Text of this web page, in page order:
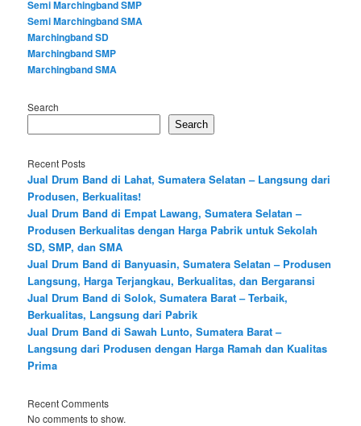
Semi Marchingband SMP
Semi Marchingband SMA
Marchingband SD
Marchingband SMP
Marchingband SMA
Search
Search
Recent Posts
Jual Drum Band di Lahat, Sumatera Selatan – Langsung dari
Produsen, Berkualitas!
Jual Drum Band di Empat Lawang, Sumatera Selatan –
Produsen Berkualitas dengan Harga Pabrik untuk Sekolah
SD, SMP, dan SMA
Jual Drum Band di Banyuasin, Sumatera Selatan – Produsen
Langsung, Harga Terjangkau, Berkualitas, dan Bergaransi
Jual Drum Band di Solok, Sumatera Barat – Terbaik,
Berkualitas, Langsung dari Pabrik
Jual Drum Band di Sawah Lunto, Sumatera Barat –
Langsung dari Produsen dengan Harga Ramah dan Kualitas
Prima
Recent Comments
No comments to show.